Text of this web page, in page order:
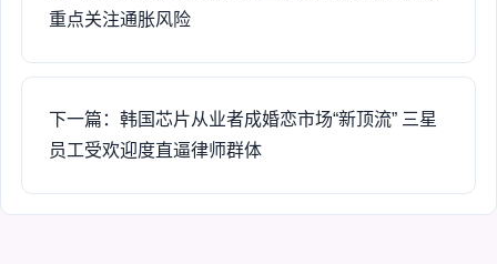
重点关注通胀风险
下一篇：韩国芯片从业者成婚恋市场“新顶流” 三星
员工受欢迎度直逼律师群体